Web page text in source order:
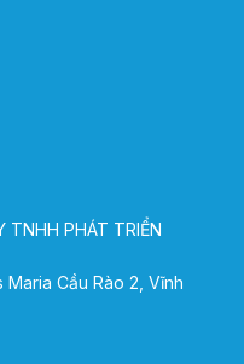
TNHH PHÁT TRIỂN
Maria Cầu Rào 2, Vĩnh